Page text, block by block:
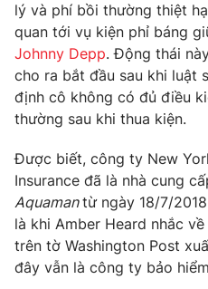
Góc doanh nghiệp
Truyền hình
Phim VTV
Hậu trường
Nhân vật
Khán giả
Giải sao mai
Giải trí
Điện ảnh
Sao
Đời sống
Du lịch
Làm đẹp
Chất lượng cuộc sống
Giáo dục
Tuyển sinh
Học trực tuyến
Công nghệ
Hitech Công nghệ tương lai
Giao lưu trực tuyến
lý và phí bồi thường thiệt
quan tới vụ kiện phỉ báng
Johnny Depp. Động thái
cho ra bắt đầu sau khi luật
định cô không có đủ điều
thường sau khi thua kiện.
Được biết, công ty New
Insurance đã là nhà cung
Aquamantừ ngày 18/7/
là khi Amber Heard nhắc
trên tờ Washington Post
đây vẫn là công ty bảo